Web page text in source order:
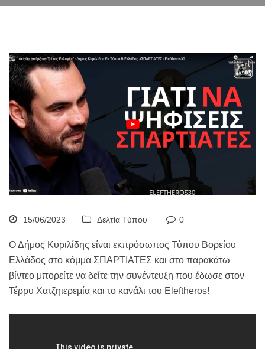
15/06/2023 Δελτία Τύπου 0
Ο Δήμος Κυριλίδης είναι εκπρόσωπος Τύπου Βορείου
Ελλάδος στο κόμμα ΣΠΑΡΤΙΑΤΕΣ και στο παρακάτω
βίντεο μπορείτε να δείτε την συνέντευξη που έδωσε στον
Τέρρυ Χατζηιερεμία και το κανάλι του Eleftheros!